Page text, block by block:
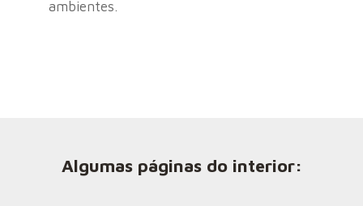
ambientes.
Algumas páginas do interior: